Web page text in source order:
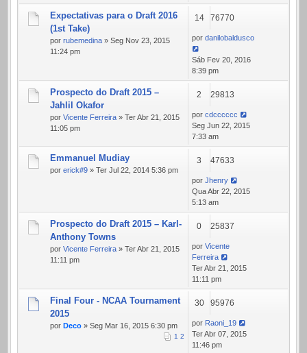
Expectativas para o Draft 2016
(1st Take)
por rubemedina » Seg Nov 23, 2015
11:24 pm
14 76770
por danilobaldusco
Sáb Fev 20, 2016
8:39 pm
Prospecto do Draft 2015 –
Jahlil Okafor
por Vicente Ferreira » Ter Abr 21, 2015
11:05 pm
2 29813
por cdcccccc
Seg Jun 22, 2015
7:33 am
Emmanuel Mudiay
por erick#9 » Ter Jul 22, 2014 5:36 pm
3 47633
por Jhenry
Qua Abr 22, 2015
5:13 am
Prospecto do Draft 2015 – Karl-
Anthony Towns
por Vicente Ferreira » Ter Abr 21, 2015
11:11 pm
0 25837
por Vicente
Ferreira
Ter Abr 21, 2015
11:11 pm
Final Four - NCAA Tournament
2015
por Deco » Seg Mar 16, 2015 6:30 pm
1 2
30 95976
por Raoni_19
Ter Abr 07, 2015
11:46 pm